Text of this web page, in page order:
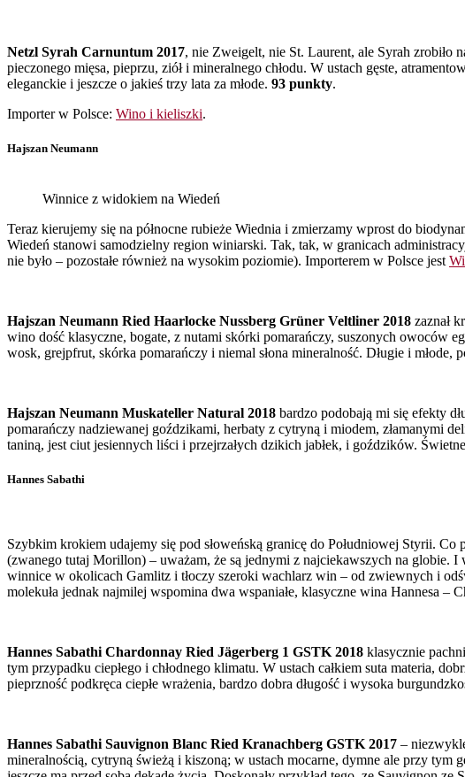
Netzl Syrah Carnuntum 2017, nie Zweigelt, nie St. Laurent, ale Syrah zrobiło
pieczonego mięsa, pieprzu, ziół i mineralnego chłodu. W ustach gęste,
eleganckie i jeszcze o jakieś trzy lata za młode. 93 punkty.
Importer w Polsce: Wino i kieliszki.
Hajszan Neumann
Winnice z widokiem na Wiedeń
Teraz kierujemy się na północne rubieże Wiednia i zmierzamy wprost do
Wiedeń stanowi samodzielny region winiarski. Tak, tak, w granicach
nie było – pozostałe również na wysokim poziomie). Importerem w Polsce jest
Hajszan Neumann Ried Haarlocke Nussberg Grüner Veltliner 2018 zaznał
wino dość klasyczne, bogate, z nutami skórki pomarańczy, suszonych owoców
wosk, grejpfrut, skórka pomarańczy i niemal słona mineralność. Długie i młode,
Hajszan Neumann Muskateller Natural 2018 bardzo podobają mi się efekty
pomarańczy nadziewanej goździkami, herbaty z cytryną i miodem, złamanymi
taniną, jest ciut jesiennych liści i przejrzałych dzikich jabłek, i goździków.
Hannes Sabathi
Szybkim krokiem udajemy się pod słoweńską granicę do Południowej Styrii.
(zwanego tutaj Morillon) – uważam, że są jednymi z najciekawszych na globie. I
winnice w okolicach Gamlitz i tłoczy szeroki wachlarz win – od zwiewnych i
molekuła jednak najmilej wspomina dwa wspaniałe, klasyczne wina Hannesa –
Hannes Sabathi Chardonnay Ried Jägerberg 1 GSTK 2018 klasycznie
tym przypadku ciepłego i chłodnego klimatu. W ustach całkiem suta materia,
pieprzność podkręca ciepłe wrażenia, bardzo dobra długość i wysoka
Hannes Sabathi Sauvignon Blanc Ried Kranachberg GSTK 2017 –
mineralnością, cytryną świeżą i kiszoną; w ustach mocarne, dymne ale przy tym